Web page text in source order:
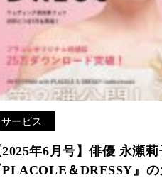
サービス
2025年6月号】俳優 永瀬
PLACOLE＆DRESSY』